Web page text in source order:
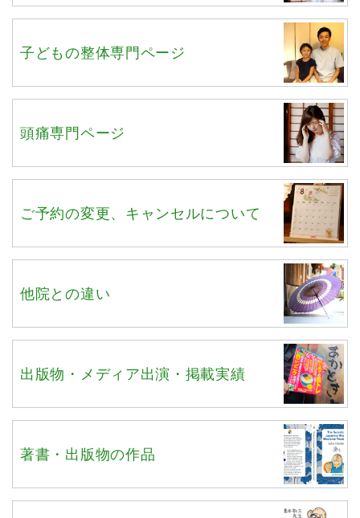
子どもの整体専門ページ
頭痛専門ページ
ご予約の変更、キャンセルについて
他院との違い
出版物・メディア出演・掲載実績
著書・出版物の作品